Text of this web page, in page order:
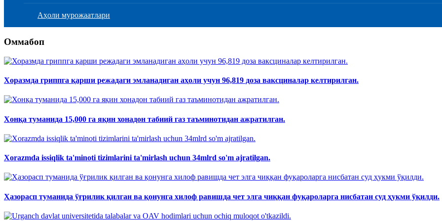
Аҳоли мурожаатлари
Оммабоп
Хоразмда гриппга қарши режадаги эмланадиган аҳоли учун 96,819 доза ваксциналар келтирилган.
Хонқа туманида 15,000 га яқин хонадон табиий газ таъминотидан ажратилган.
Xorazmda issiqlik ta'minoti tizimlarini ta'mirlash uchun 34mlrd so'm ajratilgan.
Ҳазорасп туманида ўғрилик қилган ва қонунга хилоф равишда чет элга чиққан фуқароларга нисбатан суд ҳукми ўқилди.